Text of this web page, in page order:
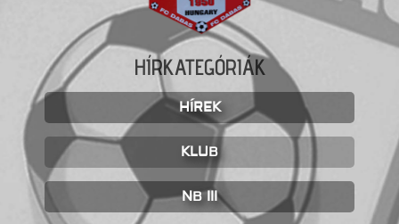
HÍRKATEGÓRIÁK
HÍREK
KLUB
NB III